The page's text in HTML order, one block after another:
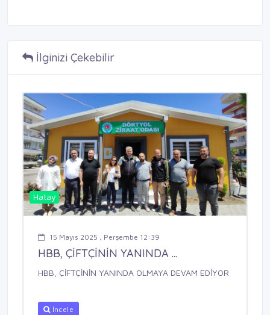
İlginizi Çekebilir
Hatay
15 Mayıs 2025 , Perşembe 12:39
HBB, ÇİFTÇİNİN YANINDA ...
HBB, ÇİFTÇİNİN YANINDA OLMAYA DEVAM EDİYOR
İncele